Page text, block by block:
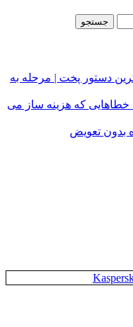
دستور پخت | مرحله به
خطاهایی که هزینه ساز می
بدون تعویض